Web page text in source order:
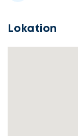
Lokation